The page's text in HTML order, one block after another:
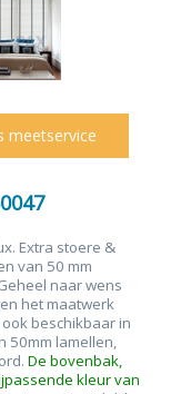
meetservice
Extra stoere &
van 50 mm
naar wens
het maatwerk
beschikbaar in
50mm lamellen,
De bovenbak,
kleur van